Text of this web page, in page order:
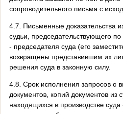
сопроводительного письма с
4.7. Письменные доказательства
судьи, председательствующего по
- председателя суда (его
возвращены представившим их
решения суда в законную силу.
4.8. Срок исполнения запросов о
документов, копий документов из
находящихся в производстве